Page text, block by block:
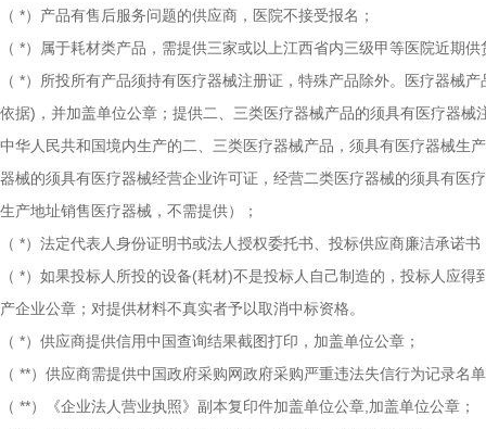
（ *）产品有售后服务问题的供应商，医院不接受报名；
（ *）属于耗材类产品，需提供三家或以上江西省内三级甲等医院近期
（ *）所投所有产品须持有医疗器械注册证，特殊产品除外。医疗器械
依据)，并加盖单位公章；提供二、三类医疗器械产品的须具有医疗器
中华人民共和国境内生产的二、三类医疗器械产品，须具有医疗器械生
器械的须具有医疗器械经营企业许可证，经营二类医疗器械的须具有医
生产地址销售医疗器械，不需提供）；
（ *）法定代表人身份证明书或法人授权委托书、投标供应商廉洁承诺
（ *）如果投标人所投的设备(耗材)不是投标人自己制造的，投标人应
产企业公章；对提供材料不真实者予以取消中标资格。
（ *）供应商提供信用中国查询结果截图打印，加盖单位公章；
（ **）供应商需提供中国政府采购网政府采购严重违法失信行为记录名
（ **）《企业法人营业执照》副本复印件加盖单位公章,加盖单位公章；